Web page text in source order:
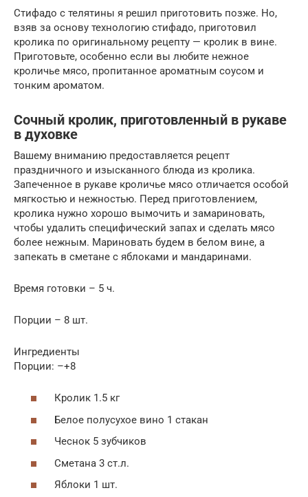
Стифадо с телятины я решил приготовить позже. Но,
взяв за основу технологию стифадо, приготовил
кролика по оригинальному рецепту — кролик в вине.
Приготовьте, особенно если вы любите нежное
кроличье мясо, пропитанное ароматным соусом и
тонким ароматом.
Сочный кролик, приготовленный в рукаве
в духовке
Вашему вниманию предоставляется рецепт
праздничного и изысканного блюда из кролика.
Запеченное в рукаве кроличье мясо отличается особой
мягкостью и нежностью. Перед приготовлением,
кролика нужно хорошо вымочить и замариновать,
чтобы удалить специфический запах и сделать мясо
более нежным. Мариновать будем в белом вине, а
запекать в сметане с яблоками и мандаринами.
Время готовки – 5 ч.
Порции – 8 шт.
Ингредиенты
Порции: –+8
Кролик 1.5 кг
Белое полусухое вино 1 стакан
Чеснок 5 зубчиков
Сметана 3 ст.л.
Яблоки 1 шт.